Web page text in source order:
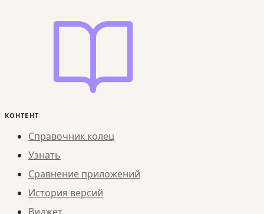
КОНТЕНТ
Справочник колец
Узнать
Сравнение приложений
История версий